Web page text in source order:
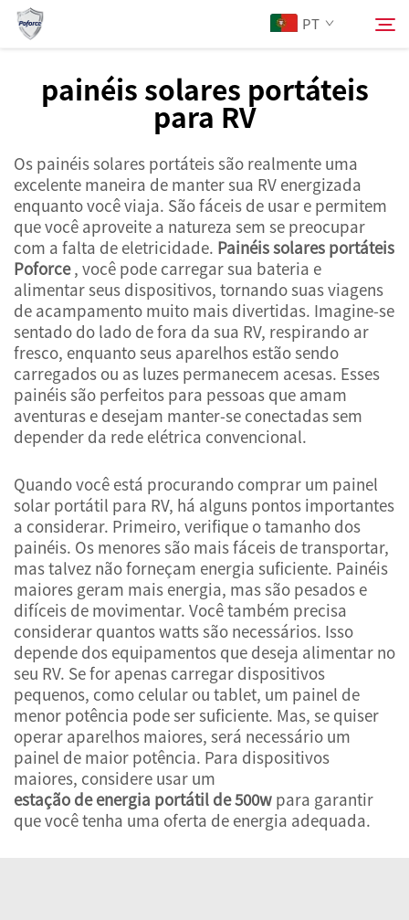
PT
Sobre Nós
Produtos
Serviços
Notícias
Contacte-nos
painéis solares portáteis
para RV
Os painéis solares portáteis são realmente uma
excelente maneira de manter sua RV energizada
enquanto você viaja. São fáceis de usar e permitem
que você aproveite a natureza sem se preocupar
com a falta de eletricidade. Painéis solares portáteis
Poforce, você pode carregar sua bateria e
alimentar seus dispositivos, tornando suas viagens
de acampamento muito mais divertidas. Imagine-se
sentado do lado de fora da sua RV, respirando ar
fresco, enquanto seus aparelhos estão sendo
carregados ou as luzes permanecem acesas. Esses
painéis são perfeitos para pessoas que amam
aventuras e desejam manter-se conectadas sem
depender da rede elétrica convencional.
Quando você está procurando comprar um painel
solar portátil para RV, há alguns pontos importantes
a considerar. Primeiro, verifique o tamanho dos
painéis. Os menores são mais fáceis de transportar,
mas talvez não forneçam energia suficiente. Painéis
maiores geram mais energia, mas são pesados e
difíceis de movimentar. Você também precisa
considerar quantos watts são necessários. Isso
depende dos equipamentos que deseja alimentar no
seu RV. Se for apenas carregar dispositivos
pequenos, como celular ou tablet, um painel de
menor potência pode ser suficiente. Mas, se quiser
operar aparelhos maiores, será necessário um
painel de maior potência. Para dispositivos
maiores, considere usar um
estação de energia portátil de 500w para garantir
que você tenha uma oferta de energia adequada.